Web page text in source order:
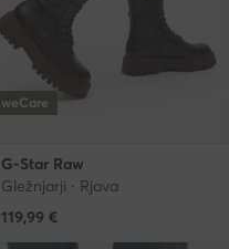
weCare
G-Star Raw
Gležnjarji · Rjava
119,99 €